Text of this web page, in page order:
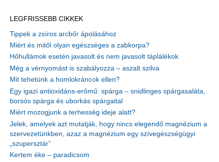
LEGFRISSEBB CIKKEK
Tippek a zsíros arcbőr ápolásához
Miért és mitől olyan egészséges a zabkorpa?
Hőhullámok esetén javasolt és nem javasolt táplálékok
Még a vérnyomást is szabályozza – aszalt szilva
Mit tehetünk a homlokráncok ellen?
Egy igazi antioxidáns-erőmű: spárga – snidlinges spárgasaláta,
borsós spárga és uborkás spárgaital
Miért mozogjunk a terhesség ideje alatt?
Jelek, amelyek azt mutatják, hogy nincs elegendő magnézium a
szervezetünkben, azaz a magnézium egy szívegészségügyi
„szupersztár”
Kertem éke – paradicsom